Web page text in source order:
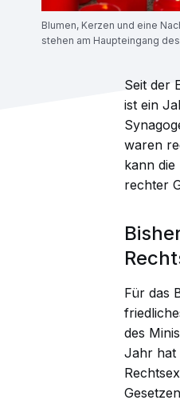
Blumen, Kerzen und eine
stehen am Haupteingang
Seit der
ist ein
waren
kann
rechter
Für das
des
Jahr hat